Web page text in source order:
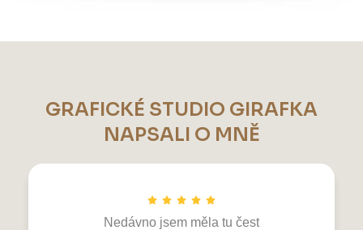
GRAFICKÉ STUDIO GIRAFKA
NAPSALI O MNĚ
Nedávno jsem měla tu čest